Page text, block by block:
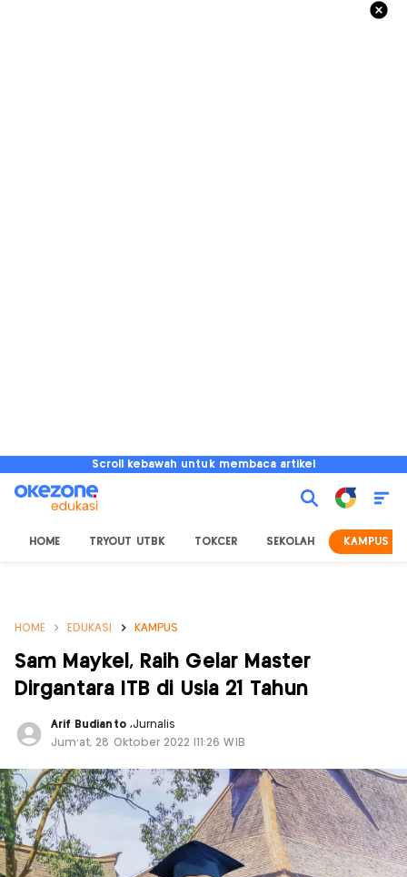
Scroll kebawah untuk membaca artikel
HOME TRYOUT UTBK TOKCER SEKOLAH KAMPUS
HOME EDUKASI KAMPUS
Sam Maykel, Raih Gelar Master
Dirgantara ITB di Usia 21 Tahun
Arif Budianto ,Jurnalis
Jum'at, 28 Oktober 2022 |11:26 WIB